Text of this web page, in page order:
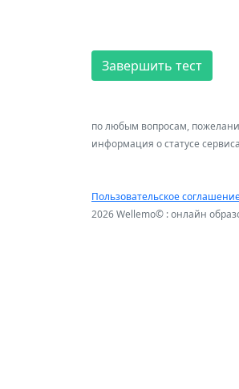
Завершить тест
по любым вопросам,
информация о статусе
Пользовательское
2026 Wellemo© : онлайн